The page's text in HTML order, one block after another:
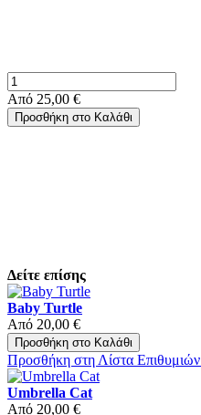
Από 25,00 €
Προσθήκη στο Καλάθι
Δείτε επίσης
Baby Turtle
Από 20,00 €
Προσθήκη στο Καλάθι
Προσθήκη στη Λίστα Επιθυμιών
Umbrella Cat
Από 20,00 €